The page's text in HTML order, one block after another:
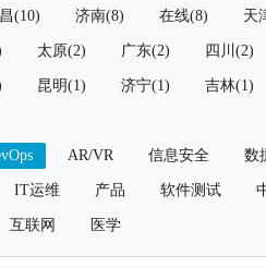
(10) 济南(8) 在线(8) 天
太原(2) 广东(2) 四川(2)
昆明(1) 济宁(1) 吉林(1)
AR/VR 信息安全 数
IT运维 产品 软件测试
互联网 医学